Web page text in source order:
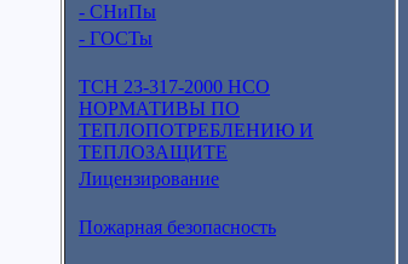
- СНиПы
- ГОСТы
ТСН 23-317-2000 НСО
НОРМАТИВЫ ПО
ТЕПЛОПОТРЕБЛЕНИЮ И
ТЕПЛОЗАЩИТЕ
Лицензирование
Пожарная безопасность